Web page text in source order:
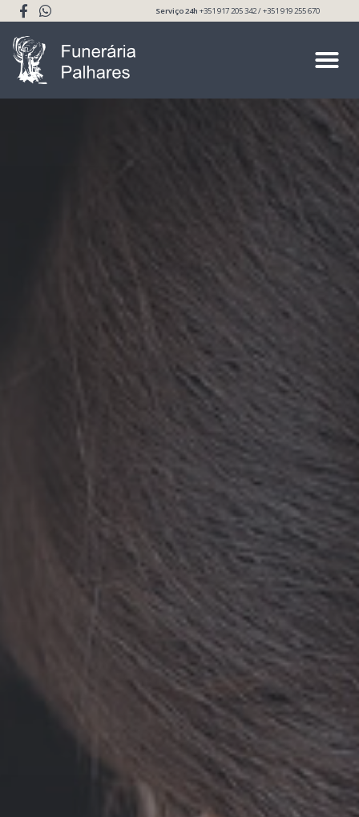
Serviço 24h+351 917 205 342 / +351 919 255 670